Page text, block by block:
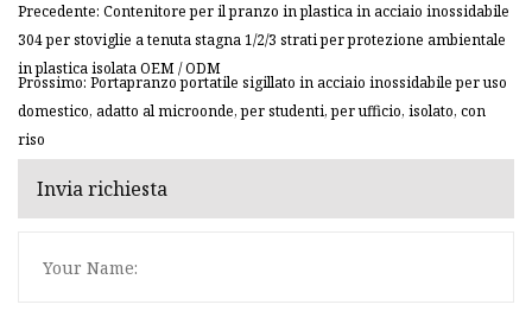
Precedente: Contenitore per il pranzo in plastica in acciaio inossidabile
304 per stoviglie a tenuta stagna 1/2/3 strati per protezione ambientale
in plastica isolata OEM / ODM
Prossimo: Portapranzo portatile sigillato in acciaio inossidabile per uso
domestico, adatto al microonde, per studenti, per ufficio, isolato, con
riso
Invia richiesta